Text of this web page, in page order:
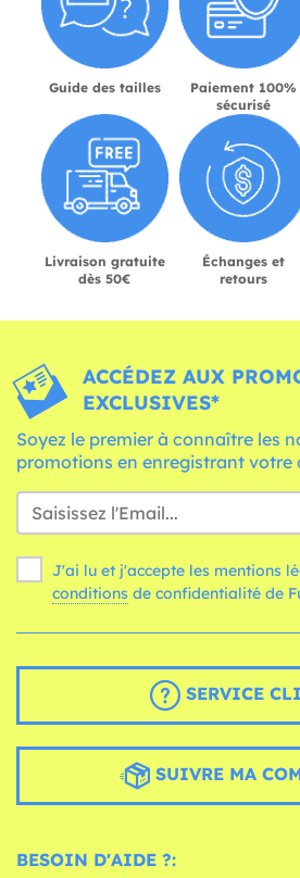
Guide des tailles
Paiement 100%
sécurisé
Livraison gratuite
dès 50€
Échanges et
retours
ACCÉDEZ AUX
EXCLUSIVES*
Soyez le premier à connaître les
promotions en enregistrant votre
J'ai lu et j'accepte les mentions
conditions de confidentialité de
SERVICE
SUIVRE MA
BESOIN D'AIDE ?: